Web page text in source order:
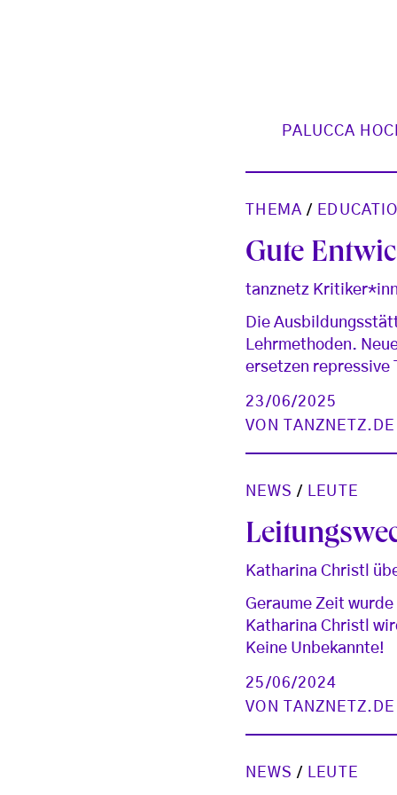
PALUCCA
THEMA /
Gute
tanznetz
Die
Lehrmethoden.
ersetzen repressive
23/06/2025
VON
NEWS / LEUTE
Katharina Christl
Geraume Zeit
Katharina Christl
Keine Unbekannte!
25/06/2024
VON
NEWS / LEUTE